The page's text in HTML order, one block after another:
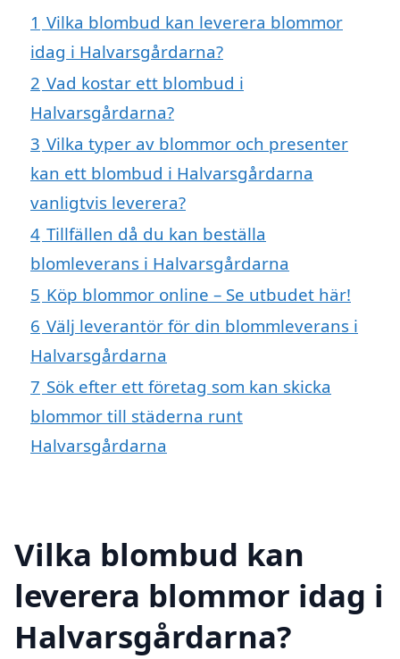
1 Vilka blombud kan leverera blommor
idag i Halvarsgårdarna?
2 Vad kostar ett blombud i
Halvarsgårdarna?
3 Vilka typer av blommor och presenter
kan ett blombud i Halvarsgårdarna
vanligtvis leverera?
4 Tillfällen då du kan beställa
blomleverans i Halvarsgårdarna
5 Köp blommor online – Se utbudet här!
6 Välj leverantör för din blommleverans i
Halvarsgårdarna
7 Sök efter ett företag som kan skicka
blommor till städerna runt
Halvarsgårdarna
Vilka blombud kan
leverera blommor idag i
Halvarsgårdarna?